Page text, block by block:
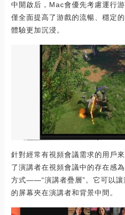
中開啟后，Mac會優先考慮運行
僅全面提高了游戲的流暢、穩定
體驗更加沉浸。
針對經常有視頻會議需求的用戶
了演講者在視頻會議中的存在感
方式——“演講者疊層”。它可以讓
的屏幕夾在演講者和背景中間。